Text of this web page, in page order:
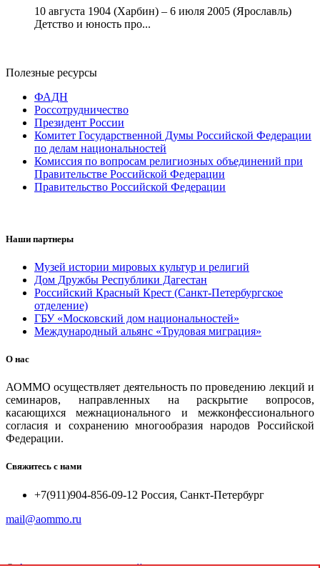
10 августа 1904 (Харбин) – 6 июля 2005 (Ярославль)
Детство и юность про...
Полезные ресурсы
ФАДН
Россотрудничество
Президент России
Комитет Государственной Думы Российской Федерации
по делам национальностей
Комиссия по вопросам религиозных объединений при
Правительстве Российской Федерации
Правительство Российской Федерации
Наши партнеры
Музей истории мировых культур и религий
Дом Дружбы Республики Дагестан
Российский Красный Крест (Санкт-Петербургское
отделение)
ГБУ «Московский дом национальностей»
Международный альянс «Трудовая миграция»
О нас
АОММО осуществляет деятельность по проведению лекций и
семинаров, направленных на раскрытие вопросов,
касающихся межнационального и межконфессионального
согласия и сохранению многообразия народов Российской
Федерации.
Свяжитесь с нами
+7(911)904-856-09-12 Россия, Санкт-Петербург
mail@aommo.ru